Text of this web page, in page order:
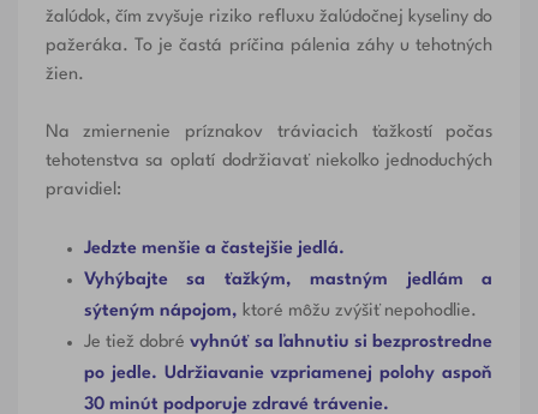
žalúdok, čím zvyšuje riziko refluxu žalúdočnej kyseliny do
pažeráka. To je častá príčina pálenia záhy u tehotných
žien.
Na zmiernenie príznakov tráviacich ťažkostí počas
tehotenstva sa oplatí dodržiavať niekoľko jednoduchých
pravidiel:
Jedzte menšie a častejšie jedlá.
Vyhýbajte sa ťažkým, mastným jedlám a
sýteným nápojom, ktoré môžu zvýšiť nepohodlie.
Je tiež dobrévyhnúť sa ľahnutiu si bezprostredne
po jedle. Udržiavanie vzpriamenej polohy aspoň
30 minút podporuje zdravé trávenie.